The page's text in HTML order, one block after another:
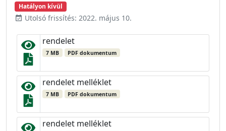
Hatályon kívül
event_available Utolsó frissítés: 2022. május 10.
rendelet
7 MB PDF dokumentum
rendelet melléklet
7 MB PDF dokumentum
rendelet melléklet